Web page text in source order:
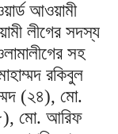
আওয়ামী
লীগের সদস্য
সহ
রকিবুল
(২৪), মো.
মো. আরিফ